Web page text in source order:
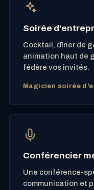
Soirée
Cocktail, dîner de
animation haut de
fédère vos invités.
Magicien soirée
Conférencier
Une conférence-
communication et